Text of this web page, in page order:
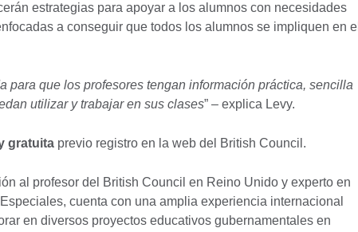
estrategias para apoyar a los alumnos con necesidades
a conseguir que todos los alumnos se impliquen en el
para que los profesores tengan información práctica, sencilla
utilizar y trabajar en sus clases” – explica Levy.
gratuita previo registro en la web del British Council.
al profesor del British Council en Reino Unido y experto en
cuenta con una amplia experiencia internacional
en diversos proyectos educativos gubernamentales en